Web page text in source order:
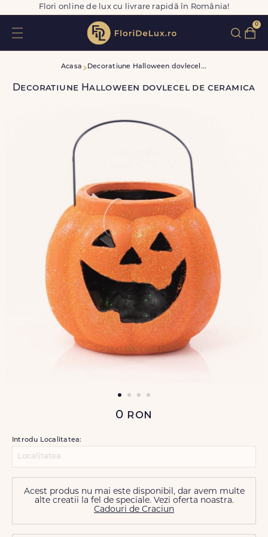
Flori online de lux cu livrare rapidă în România!
0
Acasa D
ecoratiune Halloween dovlecel de ceramica
Decoratiune Halloween dovlecel de ceramica
0 ron
Introdu Localitatea:
Acest produs nu mai este disponibil, dar avem multe
alte creatii la fel de speciale. Vezi oferta noastra.
Cadouri de Craciun